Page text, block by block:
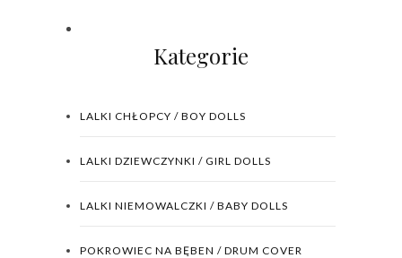
Kategorie
LALKI CHŁOPCY / BOY DOLLS
LALKI DZIEWCZYNKI / GIRL DOLLS
LALKI NIEMOWALCZKI / BABY DOLLS
POKROWIEC NA BĘBEN / DRUM COVER